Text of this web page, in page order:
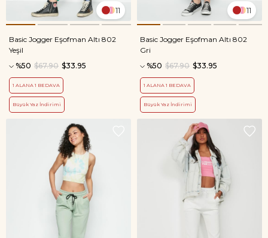
11
Basic Jogger Eşofman Altı 802
Yeşil
%50
$33.95
$67.90
1 ALANA 1 BEDAVA
Büyük Yaz İndirimi
11
Basic Jogger Eşofman Altı 802
Gri
%50
$33.95
$67.90
1 ALANA 1 BEDAVA
Büyük Yaz İndirimi